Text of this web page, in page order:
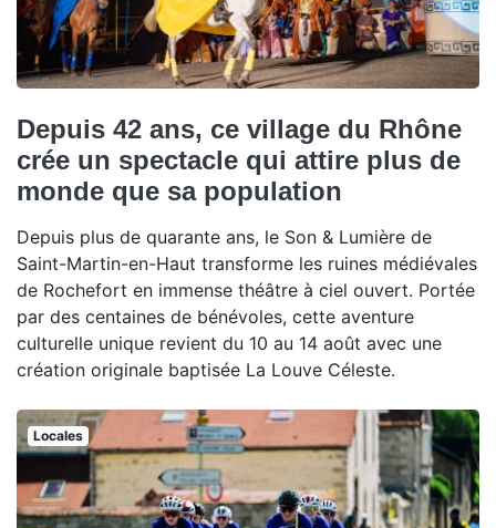
Depuis 42 ans, ce village du Rhône
crée un spectacle qui attire plus de
monde que sa population
Depuis plus de quarante ans, le Son & Lumière de
Saint-Martin-en-Haut transforme les ruines médiévales
de Rochefort en immense théâtre à ciel ouvert. Portée
par des centaines de bénévoles, cette aventure
culturelle unique revient du 10 au 14 août avec une
création originale baptisée La Louve Céleste.
Locales